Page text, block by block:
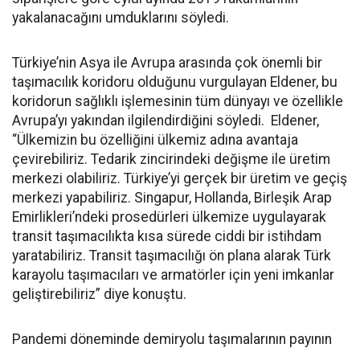
yakalanacağını umduklarını söyledi.
Türkiye’nin Asya ile Avrupa arasında çok önemli bir
taşımacılık koridoru olduğunu vurgulayan Eldener, bu
koridorun sağlıklı işlemesinin tüm dünyayı ve özellikle
Avrupa’yı yakından ilgilendirdiğini söyledi. Eldener,
“Ülkemizin bu özelliğini ülkemiz adına avantaja
çevirebiliriz. Tedarik zincirindeki değişme ile üretim
merkezi olabiliriz. Türkiye’yi gerçek bir üretim ve geçiş
merkezi yapabiliriz. Singapur, Hollanda, Birleşik Arap
Emirlikleri’ndeki prosedürleri ülkemize uygulayarak
transit taşımacılıkta kısa sürede ciddi bir istihdam
yaratabiliriz. Transit taşımacılığı ön plana alarak Türk
karayolu taşımacıları ve armatörler için yeni imkanlar
geliştirebiliriz” diye konuştu.
Pandemi döneminde demiryolu taşımalarının payının